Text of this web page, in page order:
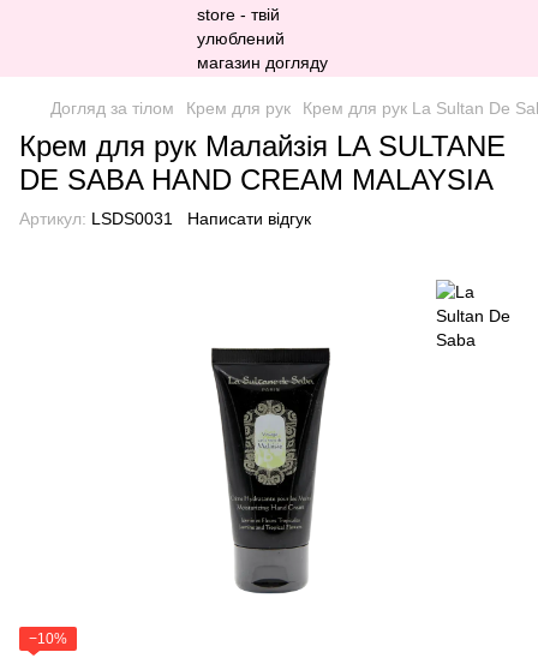
Догляд за тілом Крем для рук Крем для рук La Sultan De
Крем для рук Малайзія LA SULTANE
DE SABA HAND CREAM MALAYSIA
Артикул: LSDS0031 Написати відгук
−10%